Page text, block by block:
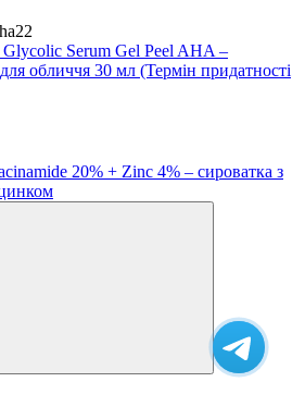
Serum Gel Peel AHA –
обличчя 30 мл (Термін придатності